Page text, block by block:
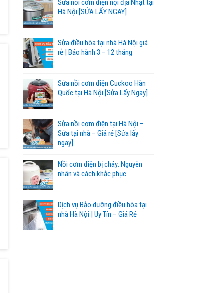
Sửa nồi cơm điện nội địa Nhật tại
Hà Nội [SỬA LẤY NGAY]
Sửa điều hòa tại nhà Hà Nội giá
rẻ | Bảo hành 3 – 12 tháng
Sửa nồi cơm điện Cuckoo Hàn
Quốc tại Hà Nội [Sửa Lấy Ngay]
Sửa nồi cơm điện tại Hà Nội –
Sửa tại nhà – Giá rẻ [Sửa lấy
ngay]
Nồi cơm điện bị cháy: Nguyên
nhân và cách khắc phục
Dịch vụ Bảo dưỡng điều hòa tại
nhà Hà Nội | Uy Tín – Giá Rẻ